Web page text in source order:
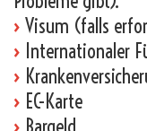
› Visum (falls
› Internationaler
›
› EC-Karte